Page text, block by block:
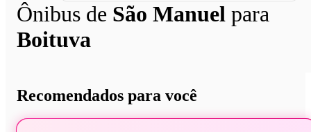
Ônibus de São Manuel para
Boituva
Recomendados para você